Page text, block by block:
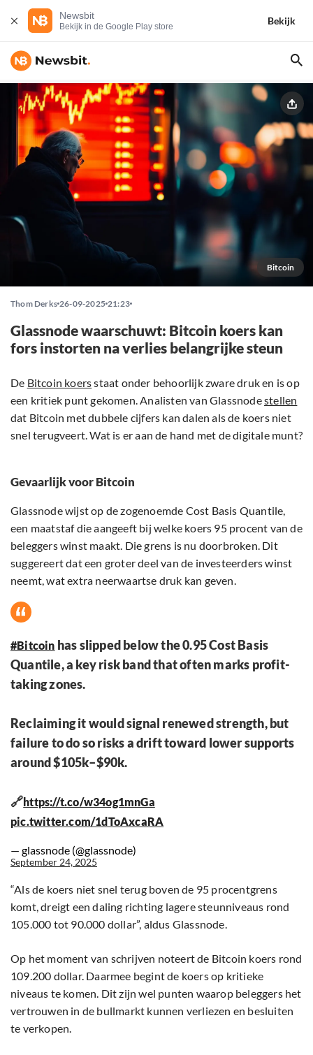
Newsbit
Bekijk in de Google Play store
Bekijk
Bitcoin
Thom Derks 26-09-2025 21:23
Glassnode waarschuwt: Bitcoin koers kan
fors instorten na verlies belangrijke steun
De Bitcoin koersstaat onder behoorlijk zware druk en is op
een kritiek punt gekomen. Analisten van Glassnodestellen
dat Bitcoin met dubbele cijfers kan dalen als de koers niet
snel terugveert. Wat is er aan de hand met de digitale munt?
Gevaarlijk voor Bitcoin
Glassnode wijst op de zogenoemde Cost Basis Quantile,
een maatstaf die aangeeft bij welke koers 95 procent van de
beleggers winst maakt. Die grens is nu doorbroken. Dit
suggereert dat een groter deel van de investeerders winst
neemt, wat extra neerwaartse druk kan geven.
#Bitcoin has slipped below the 0.95 Cost Basis
Quantile, a key risk band that often marks profit-
taking zones.
Reclaiming it would signal renewed strength, but
failure to do so risks a drift toward lower supports
around $105k–$90k.
🔗https://t.co/w34og1mnGa
pic.twitter.com/1dToAxcaRA
— glassnode (@glassnode)
September 24, 2025
“Als de koers niet snel terug boven de 95 procentgrens
komt, dreigt een daling richting lagere steunniveaus rond
105.000 tot 90.000 dollar”, aldus Glassnode.
Op het moment van schrijven noteert de Bitcoin koers rond
109.200 dollar. Daarmee begint de koers op kritieke
niveaus te komen. Dit zijn wel punten waarop beleggers het
vertrouwen in de bullmarkt kunnen verliezen en besluiten
te verkopen.